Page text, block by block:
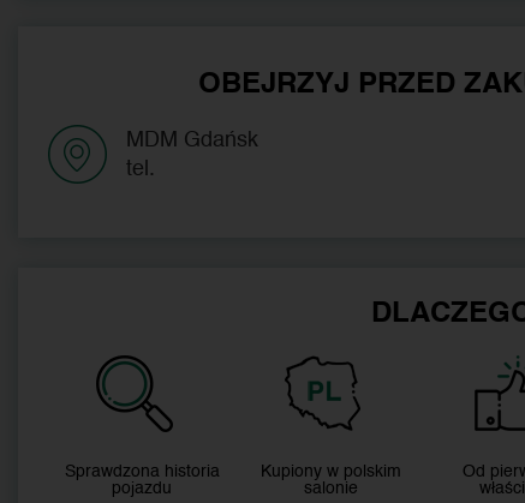
OBEJRZYJ PRZED
MDM Gdańsk
tel.
Sprawdzona historia
pojazdu
Kupiony w polskim
salonie
Od